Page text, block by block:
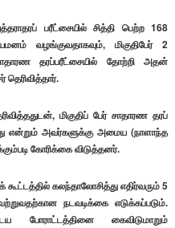
பரீட்சையில் சித்தி பெற்ற 168
வழங்குவதாகவும், மிகுதிபேர் 2
தரப்பரீட்சையில் தோற்றி அதன்
மிகுதிப் பேர் சாதாரண தரப்
என்றும் அவர்களுக்கு அமைய (நாளாந்த
கோரிக்கை விடுத்தனர்.
கலந்தாலோசித்து எதிர்வரும் 5
நடவடிக்கை எடுக்கப்படும்.
போராட்டத்தினை கைவிடுமாறும்